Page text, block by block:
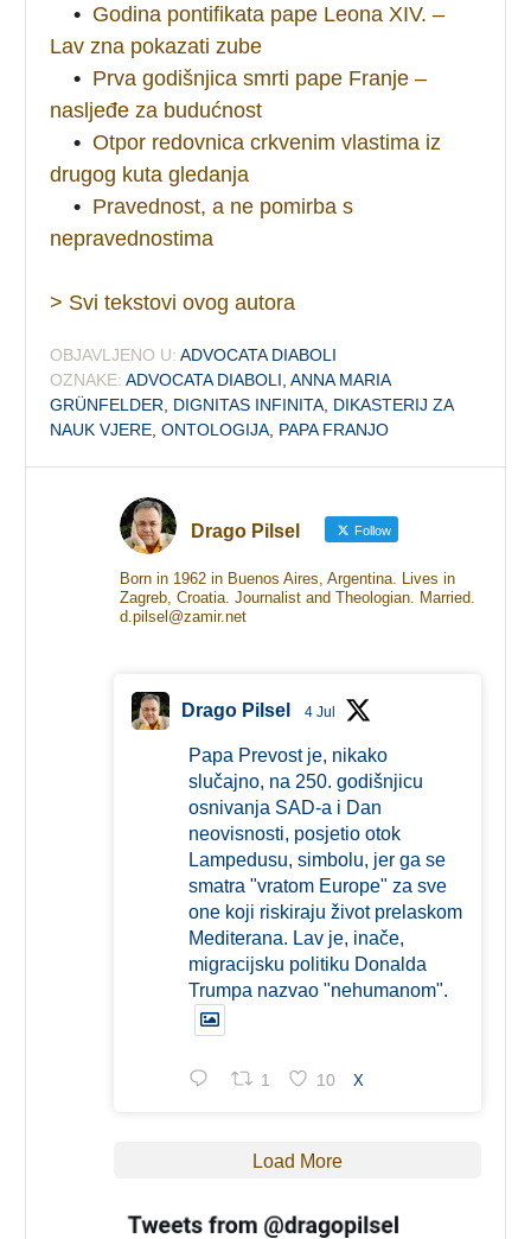
• Godina pontifikata pape Leona XIV. –
Lav zna pokazati zube
• Prva godišnjica smrti pape Franje –
nasljeđe za budućnost
• Otpor redovnica crkvenim vlastima iz
drugog kuta gledanja
• Pravednost, a ne pomirba s
nepravednostima
> Svi tekstovi ovog autora
OBJAVLJENO U: ADVOCATA DIABOLI
OZNAKE: ADVOCATA DIABOLI ,ANNA MARIA
GRÜNFELDER
DIGNITAS INFINITA DIKASTERIJ ZA
NAUK VJERE ,ONTOLOGIJA PAPA FRANJO
Drago Pilsel Follow
Born in 1962 in Buenos Aires, Argentina. Lives in
Zagreb, Croatia. Journalist and Theologian. Married.
d.pilsel@zamir.net
Drago Pilsel 4 Jul
Papa Prevost je, nikako
slučajno, na 250. godišnjicu
osnivanja SAD-a i Dan
neovisnosti, posjetio otok
Lampedusu, simbolu, jer ga se
smatra "vratom Europe" za sve
one koji riskiraju život prelaskom
Mediterana. Lav je, inače,
migracijsku politiku Donalda
Trumpa nazvao "nehumanom".
1 10 X
Load More